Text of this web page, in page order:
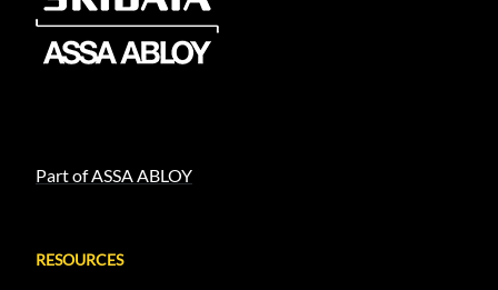
Part of ASSA ABLOY
RESOURCES